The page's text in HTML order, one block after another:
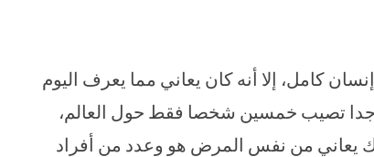
كامل، إلا أنه كان يعاني مما يعرف اليوم
جدا تصيب خمسين شخصا فقط حول العالم،
يعاني من نفس المرض هو وعدد من أفراد